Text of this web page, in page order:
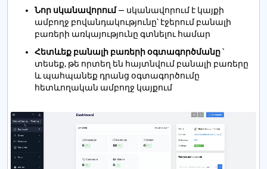
Նոր սկանավորում — սկանավորում է կայքի
ամբողջ բովանդակությունը՝ էջերում բանալի
բառերի առկայությունը գտնելու համար
Հետևեք բանալի բառերի օգտագործմանը՝
տեսեք, թե որտեղ են հայտնվում բանալի բառերը
և պահպանեք դրանց օգտագործումը
հետևողական ամբողջ կայքում